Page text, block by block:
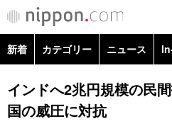
新着 カテゴリー ニュース
政治・外交
経済・ビジネス
インドへ2兆円規模の民
国の威圧に対抗